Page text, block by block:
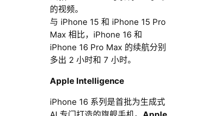
的视频。
与 iPhone 15 和 iPhone 15 Pro
Max 相比，iPhone 16 和
iPhone 16 Pro Max 的续航分别
多出 2 小时和 7 小时。
Apple Intelligence
iPhone 16 系列是首批为生成式